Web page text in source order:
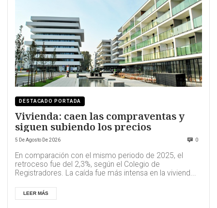
DESTACADO PORTADA
Vivienda: caen las compraventas y
siguen subiendo los precios
5 De Agosto De 2026 0
En comparación con el mismo periodo de 2025, el
retroceso fue del 2,3%, según el Colegio de
Registradores. La caída fue más intensa en la viviend...
LEER MÁS